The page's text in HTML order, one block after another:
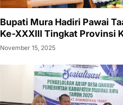
Bupati Mura Hadiri Pawai
Ke-XXXIII Tingkat Provinsi
November 15, 2025